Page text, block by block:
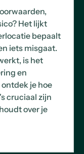
Het lijkt
bepaalt
iets misgaat.
is het
en
je hoe
cruciaal zijn
over je